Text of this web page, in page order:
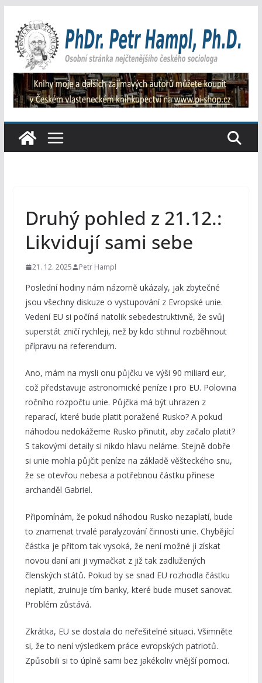
obsah
Druhý pohled z 21.12.:
Likvidují sami sebe
21. 12. 2025 Petr Hampl
Poslední hodiny nám názorně ukázaly, jak zbytečné
jsou všechny diskuze o vystupování z Evropské unie.
Vedení EU si počíná natolik sebedestruktivně, že svůj
superstát zničí rychleji, než by kdo stihnul rozběhnout
přípravu na referendum.
Ano, mám na mysli onu půjčku ve výši 90 miliard eur,
což představuje astronomické peníze i pro EU. Polovina
ročního rozpočtu unie. Půjčka má být uhrazen z
reparací, které bude platit poražené Rusko? A pokud
náhodou nedokážeme Rusko přinutit, aby začalo platit?
S takovými detaily si nikdo hlavu neláme. Stejně dobře
si unie mohla půjčit peníze na základě věšteckého snu,
že se otevřou nebesa a potřebnou částku přinese
archanděl Gabriel.
Připomínám, že pokud náhodou Rusko nezaplatí, bude
to znamenat trvalé paralyzování činnosti unie. Chybějící
částka je přitom tak vysoká, že není možné ji získat
novou daní ani ji vymačkat z již tak zadlužených
členských států. Pokud by se snad EU rozhodla částku
neplatit, zruinuje tím banky, které bude muset sanovat.
Problém zůstává.
Zkrátka, EU se dostala do neřešitelné situaci. Všimněte
si, že to není výsledkem práce evropských patriotů.
Způsobili si to úplně sami bez jakékoliv vnější pomoci.